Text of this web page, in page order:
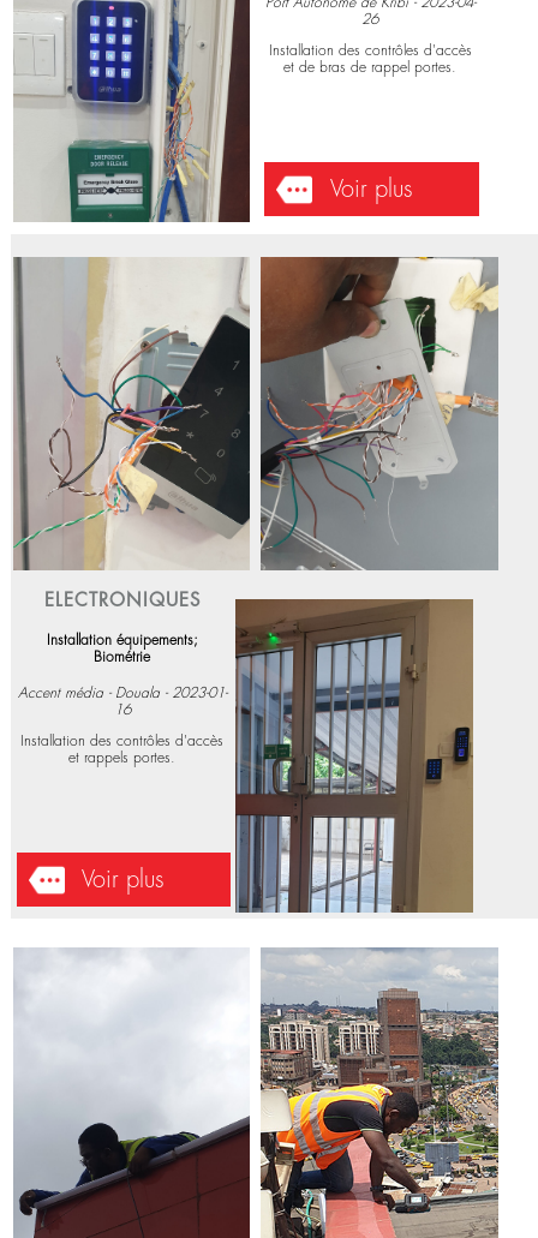
ELECTRONIQUES
Installation équipements;
Biométrie
Port Autonome de Kribi - 2023-04-
26
Installation des contrôles d'accès
et de bras de rappel portes.
Voir plus
ELECTRONIQUES
Installation équipements;
Biométrie
Accent média - Douala - 2023-01-
Voir plus